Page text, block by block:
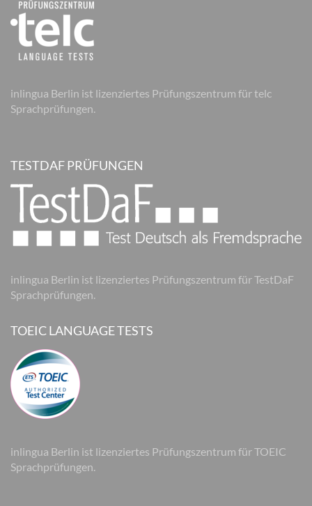
inlingua Berlin ist lizenziertes Prüfungszentrum für telc
Sprachprüfungen.
TESTDAF PRÜFUNGEN
inlingua Berlin ist lizenziertes Prüfungszentrum für TestDaF
Sprachprüfungen.
TOEIC LANGUAGE TESTS
inlingua Berlin ist lizenziertes Prüfungszentrum für TOEIC
Sprachprüfungen.